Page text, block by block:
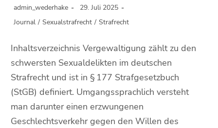
admin_wederhake
29. Juli 2025
Journal / Sexualstrafrecht / Strafrecht
Inhaltsverzeichnis Vergewaltigung zählt zu den
schwersten Sexualdelikten im deutschen
Strafrecht und ist in § 177 Strafgesetzbuch
(StGB) definiert. Umgangssprachlich versteht
man darunter einen erzwungenen
Geschlechtsverkehr gegen den Willen des